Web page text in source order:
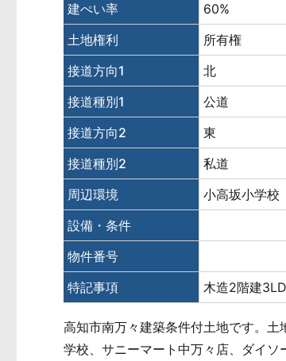
建ぺい率
60%
土地権利
所有権
接道方向1
北
接道種別1
公道
接道方向2
東
接道種別2
私道
周辺環境
小高坂小学
設備・条件
物件番号
特記事項
木造2階建
高知市南万々建築条件付土地です。
学校、サニーマート中万々店、ダイ